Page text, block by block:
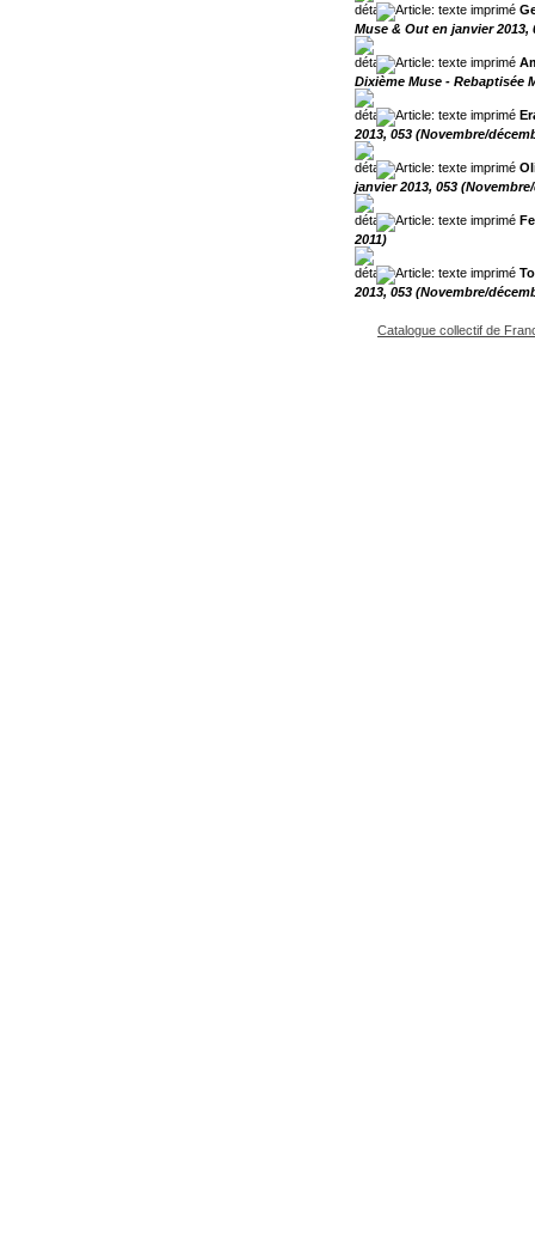
Muse & Out en janvier 2013,
Dixième Muse - Rebaptisée
2013, 053 (Novembre/
janvier 2013, 053
2011)
2013, 053 (Novembre/
Catalogue collectif de